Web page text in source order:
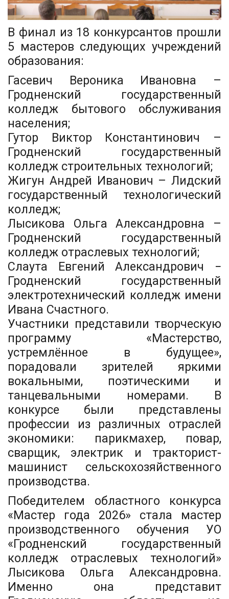
В финал из 18 конкурсантов прошли
5 мастеров следующих учреждений
образования:
Гасевич Вероника Ивановна –
Гродненский государственный
колледж бытового обслуживания
населения;
Гутор Виктор Константинович –
Гродненский государственный
колледж строительных технологий;
Жигун Андрей Иванович – Лидский
государственный технологический
колледж;
Лысикова Ольга Александровна –
Гродненский государственный
колледж отраслевых технологий;
Слаута Евгений Александрович −
Гродненский государственный
электротехнический колледж имени
Ивана Счастного.
Участники представили творческую
программу «Мастерство,
устремлённое в будущее»,
порадовали зрителей яркими
вокальными, поэтическими и
танцевальными номерами. В
конкурсе были представлены
профессии из различных отраслей
экономики: парикмахер, повар,
сварщик, электрик и тракторист-
машинист сельскохозяйственного
производства.
Победителем областного конкурса
«Мастер года 2026» стала мастер
производственного обучения УО
«Гродненский государственный
колледж отраслевых технологий»
Лысикова Ольга Александровна.
Именно она представит